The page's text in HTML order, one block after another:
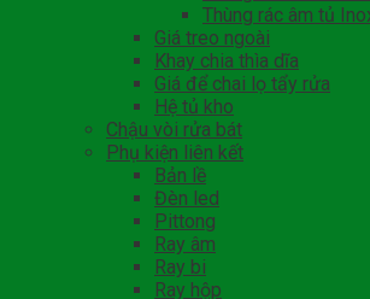
Thùng rác âm tủ
Giá treo ngoài
Khay chia thìa dĩa
Giá để chai lọ tẩy rửa
Hệ tủ kho
Chậu vòi rửa bát
Phụ kiện liên kết
Bản lề
Đèn led
Pittong
Ray âm
Ray bi
Ray hộp